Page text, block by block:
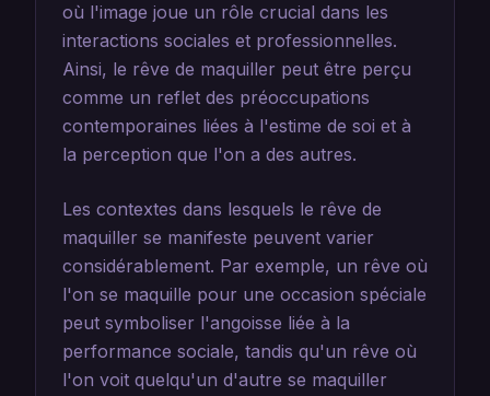
où l'image joue un rôle crucial dans les
interactions sociales et professionnelles.
Ainsi, le rêve de maquiller peut être perçu
comme un reflet des préoccupations
contemporaines liées à l'estime de soi et à
la perception que l'on a des autres.
Les contextes dans lesquels le rêve de
maquiller se manifeste peuvent varier
considérablement. Par exemple, un rêve où
l'on se maquille pour une occasion spéciale
peut symboliser l'angoisse liée à la
performance sociale, tandis qu'un rêve où
l'on voit quelqu'un d'autre se maquiller